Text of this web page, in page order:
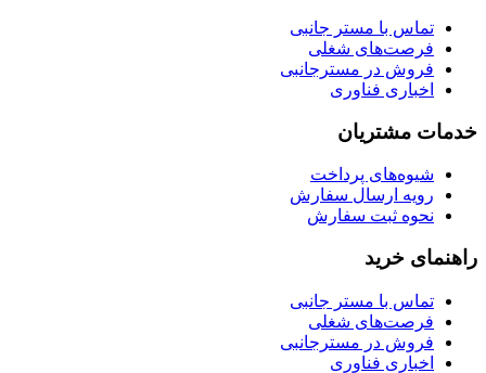
تماس با مستر جانبی
فرصت‌های شغلی
فروش در مسترجانبی
اخباری فناوری
خدمات مشتریان
شیوه‌های پرداخت
رویه ارسال سفارش
نحوه ثبت سفارش
راهنمای خرید
تماس با مستر جانبی
فرصت‌های شغلی
فروش در مسترجانبی
اخباری فناوری